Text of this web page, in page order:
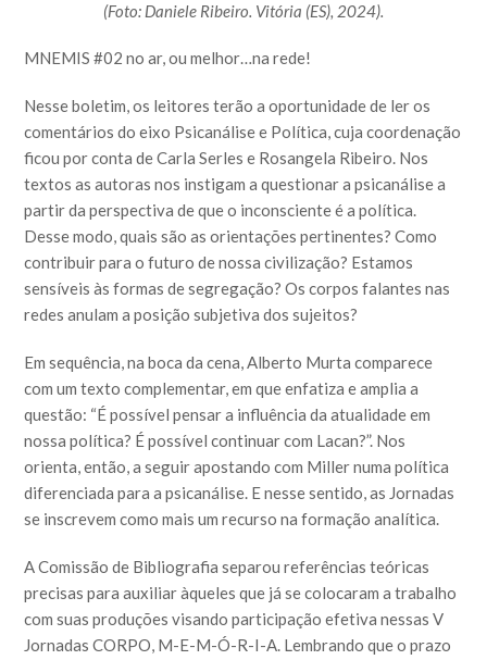
(Foto: Daniele Ribeiro. Vitória (ES), 2024).
MNEMIS #02 no ar, ou melhor…na rede!
Nesse boletim, os leitores terão a oportunidade de ler os
comentários do eixo Psicanálise e Política, cuja coordenação
ficou por conta de Carla Serles e Rosangela Ribeiro. Nos
textos as autoras nos instigam a questionar a psicanálise a
partir da perspectiva de que o inconsciente é a política.
Desse modo, quais são as orientações pertinentes? Como
contribuir para o futuro de nossa civilização? Estamos
sensíveis às formas de segregação? Os corpos falantes nas
redes anulam a posição subjetiva dos sujeitos?
Em sequência, na boca da cena, Alberto Murta comparece
com um texto complementar, em que enfatiza e amplia a
questão: “É possível pensar a influência da atualidade em
nossa política? É possível continuar com Lacan?”. Nos
orienta, então, a seguir apostando com Miller numa política
diferenciada para a psicanálise. E nesse sentido, as Jornadas
se inscrevem como mais um recurso na formação analítica.
A Comissão de Bibliografia separou referências teóricas
precisas para auxiliar àqueles que já se colocaram a trabalho
com suas produções visando participação efetiva nessas V
Jornadas CORPO, M-E-M-Ó-R-I-A. Lembrando que o prazo